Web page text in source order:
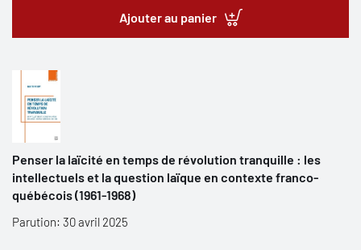
Ajouter au panier
Penser la laïcité en temps de révolution tranquille : les
intellectuels et la question laïque en contexte franco-
québécois (1961-1968)
Parution: 30 avril 2025